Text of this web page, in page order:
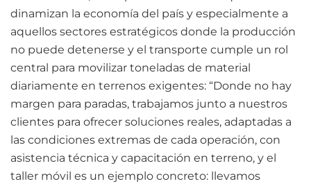
dinamizan la economía del país y especialmente a
aquellos sectores estratégicos donde la producción
no puede detenerse y el transporte cumple un rol
central para movilizar toneladas de material
diariamente en terrenos exigentes: “Donde no hay
margen para paradas, trabajamos junto a nuestros
clientes para ofrecer soluciones reales, adaptadas a
las condiciones extremas de cada operación, con
asistencia técnica y capacitación en terreno, y el
taller móvil es un ejemplo concreto: llevamos